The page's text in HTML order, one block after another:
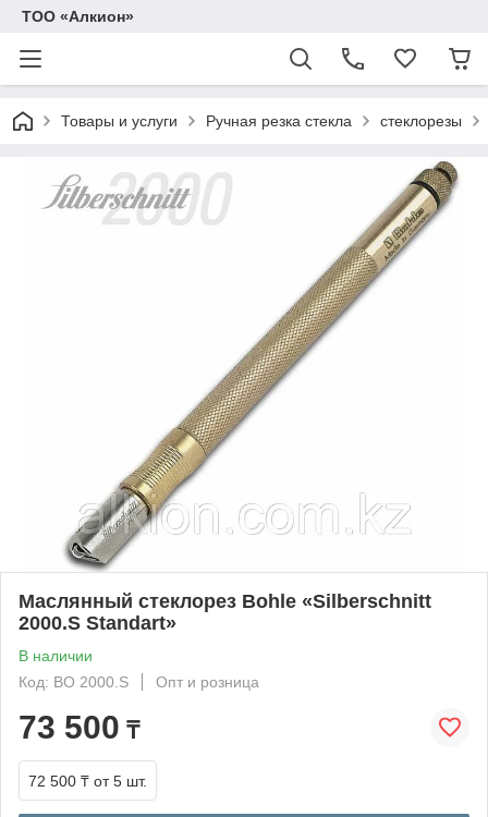
ТОО «Алкион»
Товары и услуги Ручная резка стекла стеклорезы
Маслянный стеклорез Bohle «Silberschnitt
2000.S Standart»
В наличии
Код: BO 2000.S
Опт и розница
73 500 ₸
72 500 ₸ от 5 шт.